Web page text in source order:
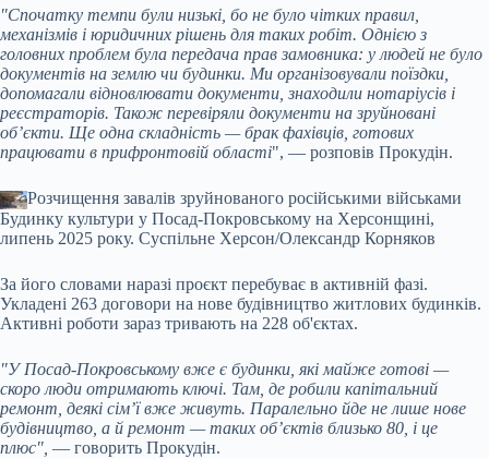
"Спочатку темпи були низькі, бо не було чітких правил,
механізмів і юридичних рішень для таких робіт. Однією з
головних проблем була передача прав замовника: у людей не було
документів на землю чи будинки. Ми організовували поїздки,
допомагали відновлювати документи, знаходили нотаріусів і
реєстраторів. Також перевіряли документи на зруйновані
об’єкти. Ще одна складність — брак фахівців, готових
працювати в прифронтовій області", — розповів Прокудін.
Розчищення завалів зруйнованого російськими військами
Будинку культури у Посад-Покровському на Херсонщині,
липень 2025 року. Суспільне Херсон/Олександр Корняков
За його словами наразі проєкт перебуває в активній фазі.
Укладені 263 договори на нове будівництво житлових будинків.
Активні роботи зараз тривають на 228 об'єктах.
"У Посад-Покровському вже є будинки, які майже готові —
скоро люди отримають ключі. Там, де робили капітальний
ремонт, деякі сім’ї вже живуть. Паралельно йде не лише нове
будівництво, а й ремонт — таких об’єктів близько 80, і це
плюс", — говорить Прокудін.